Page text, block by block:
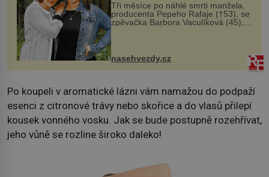
Tři měsíce po náhlé smrti manžela,
producenta Pepeho Rafaje (†53), se
zpěvačka Barbora Vaculíková (45),
dcera Petry Černocké (75), poprvé
ozvala veřejnosti. Na sociální síti
sdílela, že se snaží fung...
nasehvezdy.cz
Po koupeli v aromatické lázni vám namažou do podpaží
esenci z citronové trávy nebo skořice a do vlasů přilepí
kousek vonného vosku. Jak se bude postupně rozehřívat,
jeho vůně se rozline široko daleko!